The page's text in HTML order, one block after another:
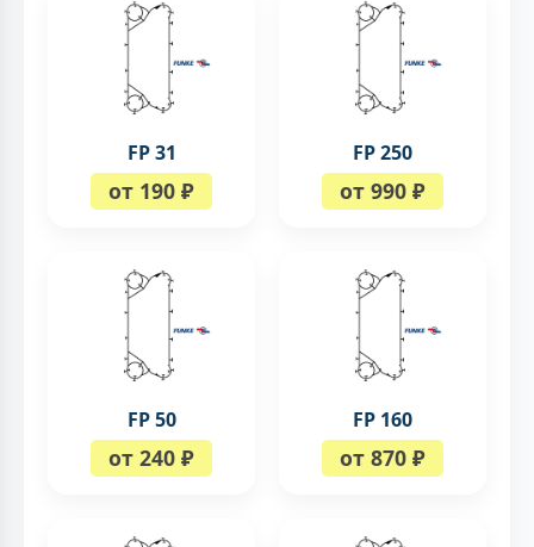
FP 31
от 190 ₽
FP 250
от 990 ₽
FP 50
от 240 ₽
FP 160
от 870 ₽